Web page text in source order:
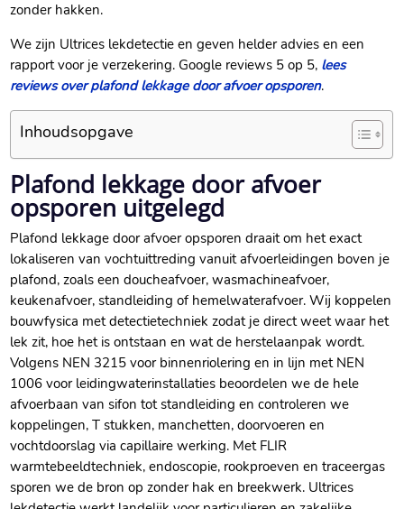
zonder hakken.​
We zijn Ultrices lekdetectie en geven helder advies en een
rapport voor je verzekering.​ Google reviews 5 op 5, lees
reviews over plafond lekkage door afvoer opsporen.​
Inhoudsopgave
Plafond lekkage door afvoer
opsporen uitgelegd
Plafond lekkage door afvoer opsporen draait om het exact
lokaliseren van vochtuittreding vanuit afvoerleidingen boven je
plafond, zoals een doucheafvoer, wasmachineafvoer,
keukenafvoer, standleiding of hemelwaterafvoer.​ Wij koppelen
bouwfysica met detectietechniek zodat je direct weet waar het
lek zit, hoe het is ontstaan en wat de herstelaanpak wordt.​
Volgens NEN 3215 voor binnenriolering en in lijn met NEN
1006 voor leidingwaterinstallaties beoordelen we de hele
afvoerbaan van sifon tot standleiding en controleren we
koppelingen, T stukken, manchetten, doorvoeren en
vochtdoorslag via capillaire werking.​ Met FLIR
warmtebeeldtechniek, endoscopie, rookproeven en traceergas
sporen we de bron op zonder hak en breekwerk.​ Ultrices